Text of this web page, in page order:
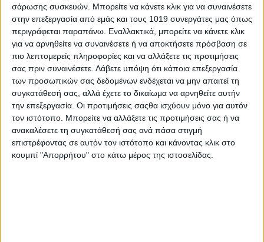
σάρωσης συσκευών. Μπορείτε να κάνετε κλικ για να συναινέσετε
στην επεξεργασία από εμάς και τους 1019 συνεργάτες μας όπως
περιγράφεται παραπάνω. Εναλλακτικά, μπορείτε να κάνετε κλικ
για να αρνηθείτε να συναινέσετε ή να αποκτήσετε πρόσβαση σε
πιο λεπτομερείς πληροφορίες και να αλλάξετε τις προτιμήσεις
σας πριν συναινέσετε. Λάβετε υπόψη ότι κάποια επεξεργασία
των προσωπικών σας δεδομένων ενδέχεται να μην απαιτεί τη
συγκατάθεσή σας, αλλά έχετε το δικαίωμα να αρνηθείτε αυτήν
την επεξεργασία. Οι προτιμήσεις σαςθα ισχύουν μόνο για αυτόν
τον ιστότοπο. Μπορείτε να αλλάξετε τις προτιμήσεις σας ή να
ανακαλέσετε τη συγκατάθεσή σας ανά πάσα στιγμή
επιστρέφοντας σε αυτόν τον ιστότοπο και κάνοντας κλικ στο
κουμπί "Απορρήτου" στο κάτω μέρος της ιστοσελίδας.
Συμβούλιο του Δήμου Διρφύων Μεσαπίων την ερχόμενη
Πέμπτη 19 […]
CONTINUE READING
SLIDER / ΨΑΧΝΆ
Καταστηματάρχες των Πολιτικών
επισκέφθηκαν το Δήμαρχο με αφορμή
τις μέδουσες και το δίχτυ προστασίας